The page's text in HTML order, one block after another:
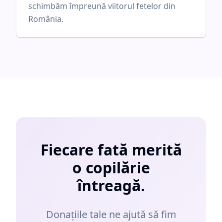
schimbăm împreună viitorul fetelor din
România.
Fiecare fată merită
o copilărie
întreagă.
Donațiile tale ne ajută să fim